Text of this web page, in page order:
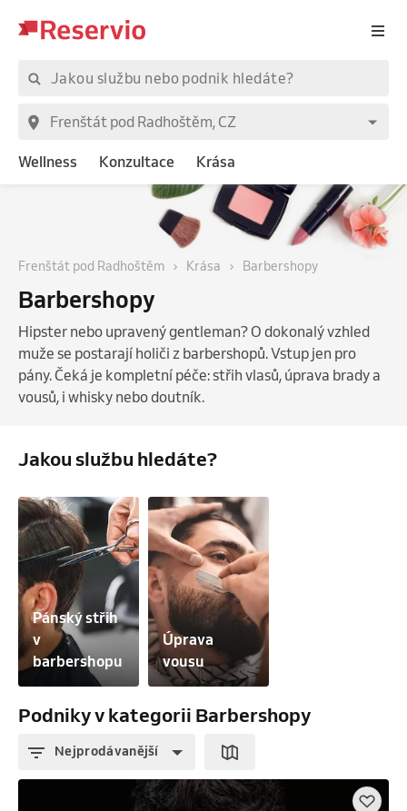
Wellness Konzultace Krása
Frenštát pod Radhoštěm Krása Barbershopy
Barbershopy
Hipster nebo upravený gentleman? O dokonalý vzhled
muže se postarají holiči z barbershopů. Vstup jen pro
pány. Čeká je kompletní péče: střih vlasů, úprava brady a
vousů, i whisky nebo doutník.
Jakou službu hledáte?
Pánský střih
v
barbershopu
Úprava
vousu
Podniky v kategorii Barbershopy
Nejprodávanější